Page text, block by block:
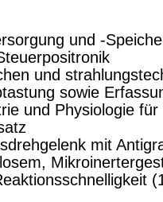
und -
und
sowie
und Physiologie für
mit